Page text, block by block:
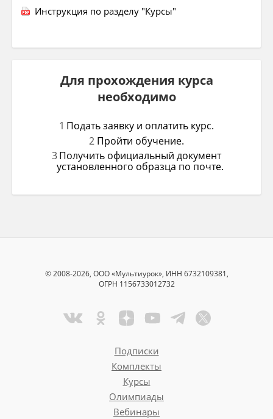
Инструкция по разделу "Курсы"
Для прохождения курса
необходимо
Подать заявку и оплатить курс.
Пройти обучение.
Получить официальный документ
установленного образца по почте.
© 2008-2026, ООО «Мультиурок», ИНН 6732109381,
ОГРН 1156733012732
Подписки
Комплекты
Курсы
Олимпиады
Вебинары